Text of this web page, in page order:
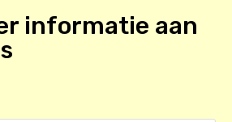
informatie aan